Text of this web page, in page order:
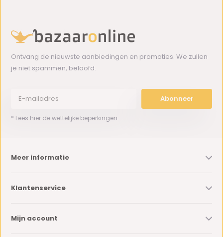
Ontvang de nieuwste aanbiedingen en promoties. We zullen
je niet spammen, beloofd.
Abonneer
* Lees hier de wettelijke beperkingen
Meer informatie
Klantenservice
Mijn account